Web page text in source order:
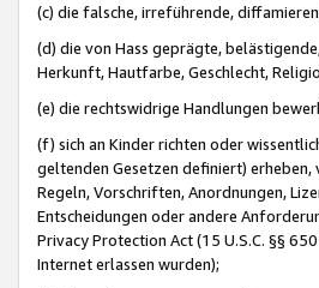
(c) die falsche, irreführende,
(d) die von Hass geprägte,
Herkunft, Hautfarbe, Geschlecht,
(e) die rechtswidrige Handlungen
(f) sich an Kinder richten oder
geltenden Gesetzen definiert)
Regeln, Vorschriften, Anordnungen,
Entscheidungen oder andere
Privacy Protection Act (15 U.S.C. §§
Internet erlassen wurden);